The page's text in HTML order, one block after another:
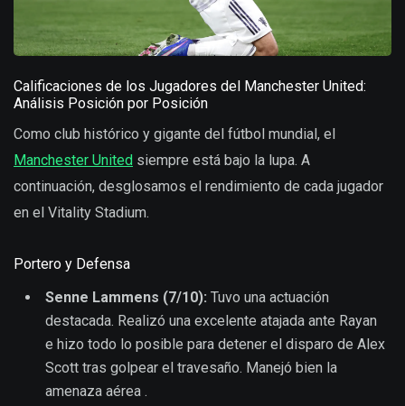
Calificaciones de los Jugadores del Manchester United:
Análisis Posición por Posición
Como club histórico y gigante del fútbol mundial, el
Manchester United siempre está bajo la lupa. A
continuación, desglosamos el rendimiento de cada jugador
en el Vitality Stadium.
Portero y Defensa
Senne Lammens (7/10): Tuvo una actuación
destacada. Realizó una excelente atajada ante Rayan
e hizo todo lo posible para detener el disparo de Alex
Scott tras golpear el travesaño. Manejó bien la
amenaza aérea .